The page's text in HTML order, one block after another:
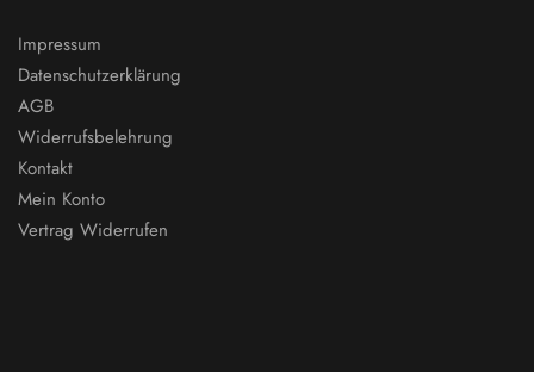
Impressum
Datenschutzerklärung
AGB
Widerrufsbelehrung
Kontakt
Mein Konto
Vertrag Widerrufen